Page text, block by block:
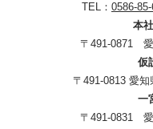
TEL： 0586-
本
〒491-0871 愛
仮
〒491-0813 愛
一
〒491-0831 愛